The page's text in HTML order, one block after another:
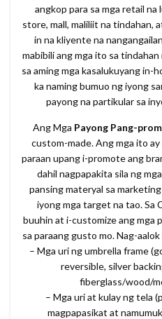
angkop para sa mga retail na
store, mall, maliliit na tindahan,
in na kliyente na
mabibili ang mga ito sa
sa aming mga kasalukuyang in-
ka naming bumuo ng iyong
payong na partikular sa
Ang Mga Payong Pang-
custom-made. Ang mga ito
paraan upang i-promote ang
dahil nagpapakita sila ng
pansing materyal sa
iyong mga target na tao. Sa
buuhin at i-customize ang mga
sa paraang gusto mo. Nag-
– Mga uri ng umbrella frame
reversible, silver
fiberglass/wood/
– Mga uri at kulay ng tela
magpapasikat at